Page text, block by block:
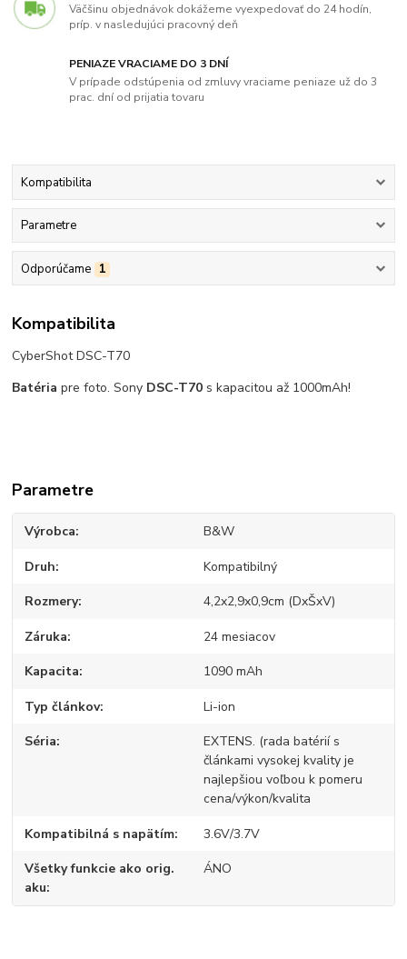
Väčšinu objednávok dokážeme vyexpedovať do 24 hodín,
príp. v nasledujúci pracovný deň
PENIAZE VRACIAME DO 3 DNÍ
V prípade odstúpenia od zmluvy vraciame peniaze už do 3
prac. dní od prijatia tovaru
Kompatibilita
Parametre
Odporúčame 1
Kompatibilita
CyberShot DSC-T70
Batéria pre foto. Sony DSC-T70 s kapacitou až 1000mAh!
Parametre
Výrobca B&W
Druh Kompatibilný
Rozmery 4,2x2,9x0,9cm (DxŠxV)
Záruka 24 mesiacov
Kapacita 1090 mAh
Typ článkov Li-ion
Séria
EXTENS. (rada batérií s
článkami vysokej kvality je
najlepšiou voľbou k pomeru
cena/výkon/kvalita
Kompatibilná s napätím 3.6V/3.7V
Všetky funkcie ako orig.
aku
ÁNO